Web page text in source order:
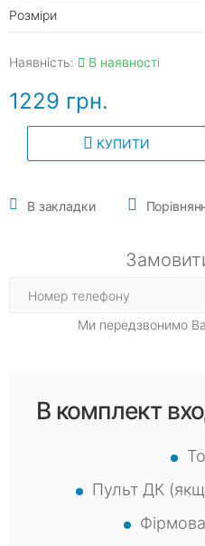
Розміри
Наявність: В наявності
1229 грн.
КУПИТИ
В закладки
Ми передзвонимо
В комплект
Пульт ДК